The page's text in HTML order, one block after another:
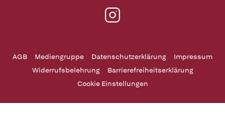
AGB Mediengruppe Datenschutzerklärung
Impressum
Widerrufsbelehrung
Barrierefreiheitserklärung
Cookie Einstellungen